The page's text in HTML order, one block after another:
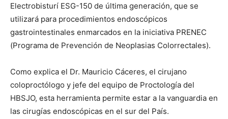
Electrobisturí ESG-150 de última generación, que se
utilizará para procedimientos endoscópicos
gastrointestinales enmarcados en la iniciativa PRENEC
(Programa de Prevención de Neoplasias Colorrectales).
Como explica el Dr. Mauricio Cáceres, el cirujano
coloproctólogo y jefe del equipo de Proctología del
HBSJO, esta herramienta permite estar a la vanguardia en
las cirugías endoscópicas en el sur del País.